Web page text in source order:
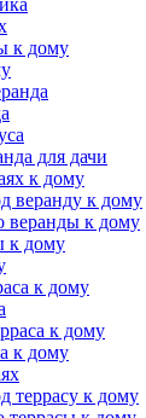
к дому
для дачи
к дому
веранду к дому
веранды к дому
к дому
к дому
к дому
к дому
террасу к дому